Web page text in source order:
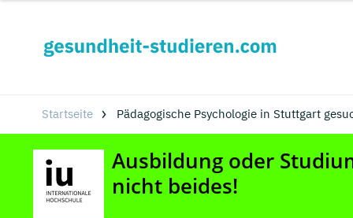
Startseite Pädagogische Psychologie in Stuttgart